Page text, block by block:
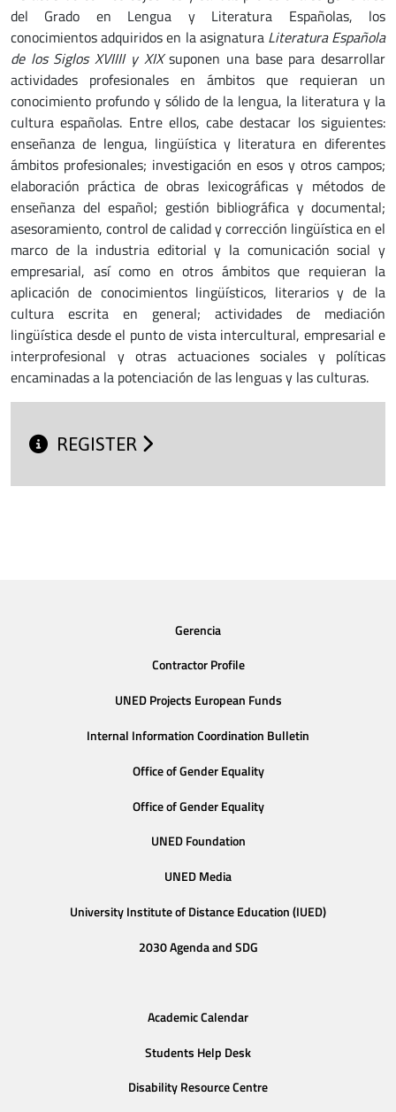
del Grado en Lengua y Literatura Españolas, los
conocimientos adquiridos en la asignatura Literatura Española
de los Siglos XVIIII y XIXsuponen una base para desarrollar
actividades profesionales en ámbitos que requieran un
conocimiento profundo y sólido de la lengua, la literatura y la
cultura españolas. Entre ellos, cabe destacar los siguientes:
enseñanza de lengua, lingüística y literatura en diferentes
ámbitos profesionales; investigación en esos y otros campos;
elaboración práctica de obras lexicográficas y métodos de
enseñanza del español; gestión bibliográfica y documental;
asesoramiento, control de calidad y corrección lingüística en el
marco de la industria editorial y la comunicación social y
empresarial, así como en otros ámbitos que requieran la
aplicación de conocimientos lingüísticos, literarios y de la
cultura escrita en general; actividades de mediación
lingüística desde el punto de vista intercultural, empresarial e
interprofesional y otras actuaciones sociales y políticas
encaminadas a la potenciación de las lenguas y las culturas.
REGISTER
Gerencia
Contractor Profile
UNED Projects European Funds
Internal Information Coordination Bulletin
Office of Gender Equality
Office of Gender Equality
UNED Foundation
UNED Media
University Institute of Distance Education (IUED)
2030 Agenda and SDG
Academic Calendar
Students Help Desk
Disability Resource Centre